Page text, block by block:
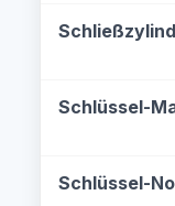
Schlüssel-
Schlüssel-